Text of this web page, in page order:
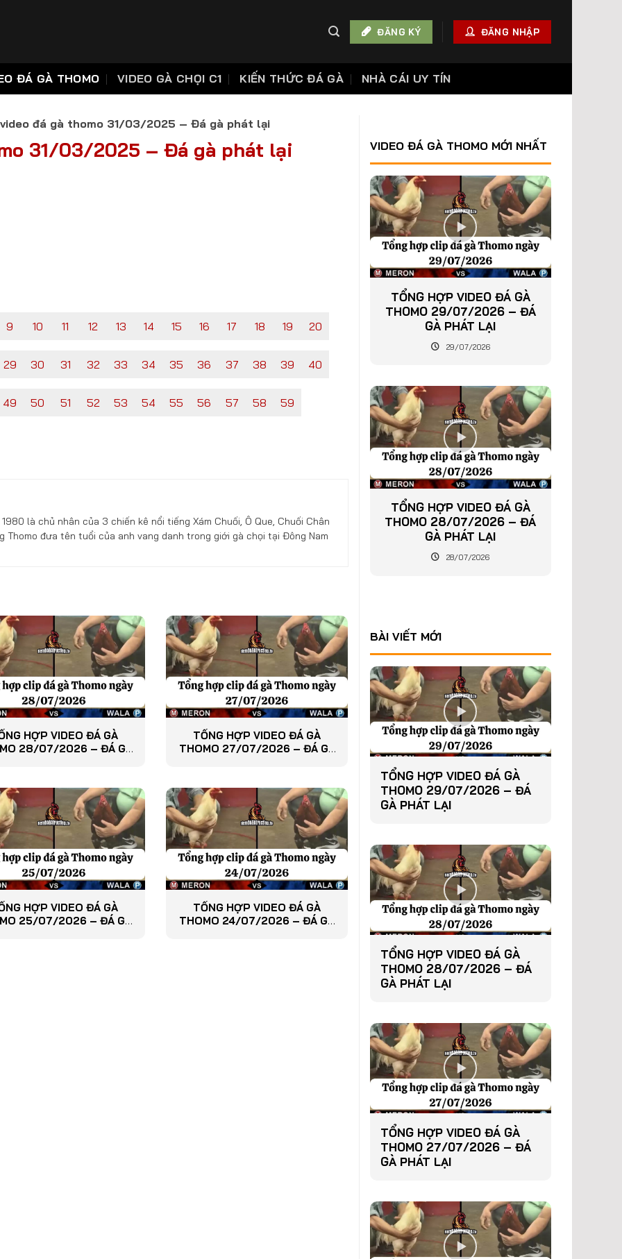
ĐĂNG KÝ ĐĂNG NHẬP
ĐÁ GÀ THOMO VIDEO GÀ CHỌI C1 KIẾN THỨC ĐÁ GÀ NHÀ CÁI UY TÍN
đá gà thomo 31/03/2025 – Đá gà phát lại
31/03/2025 – Đá gà phát lại
9 10 11 12 13 14 15 16 17 18 19 20
29 30 31 32 33 34 35 36 37 38 39 40
49 50 51 52 53 54 55 56 57 58 59
là chủ nhân của 3 chiến kê nổi tiếng Xám Chuối, Ô Que, Chuối Chân
Thomo đưa tên tuổi của anh vang danh trong giới gà chọi tại Đông Nam
HỢP VIDEO ĐÁ GÀ
28/07/2026 – ĐÁ GÀ
TỔNG HỢP VIDEO ĐÁ GÀ
THOMO 27/07/2026 – ĐÁ GÀ
HỢP VIDEO ĐÁ GÀ
25/07/2026 – ĐÁ GÀ
TỔNG HỢP VIDEO ĐÁ GÀ
THOMO 24/07/2026 – ĐÁ GÀ
VIDEO ĐÁ GÀ THOMO MỚI NHẤT
TỔNG HỢP VIDEO ĐÁ GÀ
THOMO 29/07/2026 – ĐÁ
GÀ PHÁT LẠI
29/07/2026
TỔNG HỢP VIDEO ĐÁ GÀ
THOMO 28/07/2026 – ĐÁ
GÀ PHÁT LẠI
28/07/2026
BÀI VIẾT MỚI
TỔNG HỢP VIDEO ĐÁ GÀ
THOMO 29/07/2026 – ĐÁ
GÀ PHÁT LẠI
TỔNG HỢP VIDEO ĐÁ GÀ
THOMO 28/07/2026 – ĐÁ
GÀ PHÁT LẠI
TỔNG HỢP VIDEO ĐÁ GÀ
THOMO 27/07/2026 – ĐÁ
GÀ PHÁT LẠI